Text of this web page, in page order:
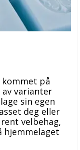
kommet på
varianter
sin egen
deg eller
velbehag,
hjemmelaget